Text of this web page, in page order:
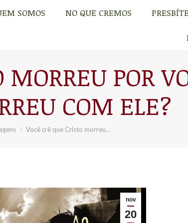
SOMOS NO QUE CREMOS
MORREU POR
COM ELE?
Você crê que Cristo morreu…
nov
20
SOMOS NO QUE CREMOS